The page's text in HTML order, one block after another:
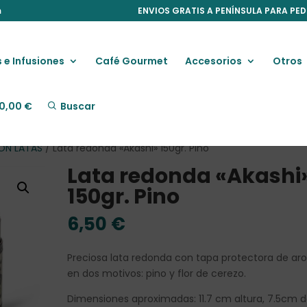
ENVIOS GRATIS A PENÍNSULA PARA
e Infusiones Café Gourmet Accesorios Otros
0,00 € Buscar
LATAS/ Lata redonda «Akashi» 150gr. Pino
Lata redonda
150gr. Pino
6,50 €
Preciosa lata redonda con tapa protectora de
en dos motivos: pino y flor de cerezo.
Dimensiones aproximadas: 11.7 cm altura, 7.5cm